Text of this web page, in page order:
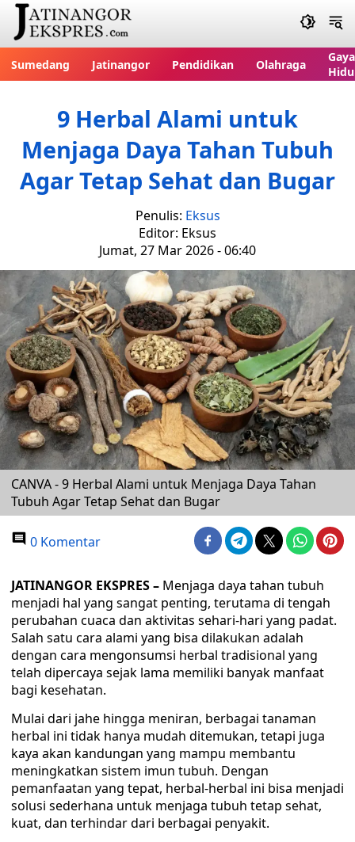
Sumedang Jatinangor Pendidikan Olahraga
Gaya
9 Herbal Alami untuk
Menjaga Daya Tahan Tubuh
Agar Tetap Sehat dan Bugar
Penulis: Eksus
Editor: Eksus
Jumat, 27 Mar 2026 - 06:40
CANVA - 9 Herbal Alami untuk Menjaga Daya Tahan
Tubuh Agar Tetap Sehat dan Bugar
0 Komentar
JATINANGOR EKSPRES – Menjaga daya tahan tubuh
menjadi hal yang sangat penting, terutama di tengah
perubahan cuaca dan aktivitas sehari-hari yang padat.
Salah satu cara alami yang bisa dilakukan adalah
dengan cara mengonsumsi herbal tradisional yang
telah dipercaya sejak lama memiliki banyak manfaat
bagi kesehatan.
Mulai dari jahe hingga meniran, berbagai tanaman
herbal ini tidak hanya mudah ditemukan, tetapi juga
kaya akan kandungan yang mampu membantu
meningkatkan sistem imun tubuh. Dengan
pemanfaatan yang tepat, herbal-herbal ini bisa menjadi
solusi sederhana untuk menjaga tubuh tetap sehat,
kuat, dan terhindar dari berbagai penyakit.